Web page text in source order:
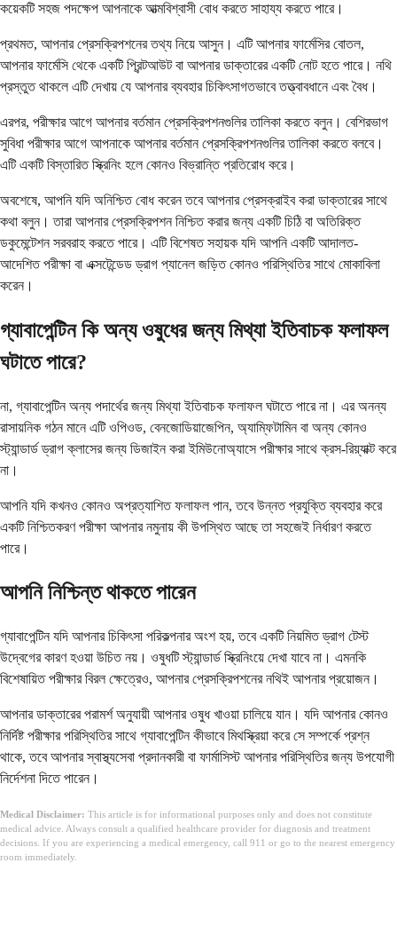
কয়েকটি সহজ পদক্ষেপ আপনাকে আত্মবিশ্বাসী বোধ করতে সাহায্য করতে পারে।
প্রথমত, আপনার প্রেসক্রিপশনের তথ্য নিয়ে আসুন। এটি আপনার ফার্মেসির বোতল,
আপনার ফার্মেসি থেকে একটি প্রিন্টআউট বা আপনার ডাক্তারের একটি নোট হতে পারে। নথি
প্রস্তুত থাকলে এটি দেখায় যে আপনার ব্যবহার চিকিৎসাগতভাবে তত্ত্বাবধানে এবং বৈধ।
এরপর, পরীক্ষার আগে আপনার বর্তমান প্রেসক্রিপশনগুলির তালিকা করতে বলুন। বেশিরভাগ
সুবিধা পরীক্ষার আগে আপনাকে আপনার বর্তমান প্রেসক্রিপশনগুলির তালিকা করতে বলবে।
এটি একটি বিস্তারিত স্ক্রিনিং হলে কোনও বিভ্রান্তি প্রতিরোধ করে।
অবশেষে, আপনি যদি অনিশ্চিত বোধ করেন তবে আপনার প্রেসক্রাইব করা ডাক্তারের সাথে
কথা বলুন। তারা আপনার প্রেসক্রিপশন নিশ্চিত করার জন্য একটি চিঠি বা অতিরিক্ত
ডকুমেন্টেশন সরবরাহ করতে পারে। এটি বিশেষত সহায়ক যদি আপনি একটি আদালত-
আদেশিত পরীক্ষা বা এক্সটেন্ডেড ড্রাগ প্যানেল জড়িত কোনও পরিস্থিতির সাথে মোকাবিলা
করেন।
গ্যাবাপেন্টিন কি অন্য ওষুধের জন্য মিথ্যা ইতিবাচক ফলাফল
ঘটাতে পারে?
না, গ্যাবাপেন্টিন অন্য পদার্থের জন্য মিথ্যা ইতিবাচক ফলাফল ঘটাতে পারে না। এর অনন্য
রাসায়নিক গঠন মানে এটি ওপিওড, বেনজোডিয়াজেপিন, অ্যাম্ফিটামিন বা অন্য কোনও
স্ট্যান্ডার্ড ড্রাগ ক্লাসের জন্য ডিজাইন করা ইমিউনোঅ্যাসে পরীক্ষার সাথে ক্রস-রিয়্যাক্ট করে
না।
আপনি যদি কখনও কোনও অপ্রত্যাশিত ফলাফল পান, তবে উন্নত প্রযুক্তি ব্যবহার করে
একটি নিশ্চিতকরণ পরীক্ষা আপনার নমুনায় কী উপস্থিত আছে তা সহজেই নির্ধারণ করতে
পারে।
আপনি নিশ্চিন্ত থাকতে পারেন
গ্যাবাপেন্টিন যদি আপনার চিকিৎসা পরিকল্পনার অংশ হয়, তবে একটি নিয়মিত ড্রাগ টেস্ট
উদ্বেগের কারণ হওয়া উচিত নয়। ওষুধটি স্ট্যান্ডার্ড স্ক্রিনিংয়ে দেখা যাবে না। এমনকি
বিশেষায়িত পরীক্ষার বিরল ক্ষেত্রেও, আপনার প্রেসক্রিপশনের নথিই আপনার প্রয়োজন।
আপনার ডাক্তারের পরামর্শ অনুযায়ী আপনার ওষুধ খাওয়া চালিয়ে যান। যদি আপনার কোনও
নির্দিষ্ট পরীক্ষার পরিস্থিতির সাথে গ্যাবাপেন্টিন কীভাবে মিথস্ক্রিয়া করে সে সম্পর্কে প্রশ্ন
থাকে, তবে আপনার স্বাস্থ্যসেবা প্রদানকারী বা ফার্মাসিস্ট আপনার পরিস্থিতির জন্য উপযোগী
নির্দেশনা দিতে পারেন।
Medical Disclaimer: This article is for informational purposes only and does not constitute
medical advice. Always consult a qualified healthcare provider for diagnosis and treatment
decisions. If you are experiencing a medical emergency, call 911 or go to the nearest emergency
room immediately.